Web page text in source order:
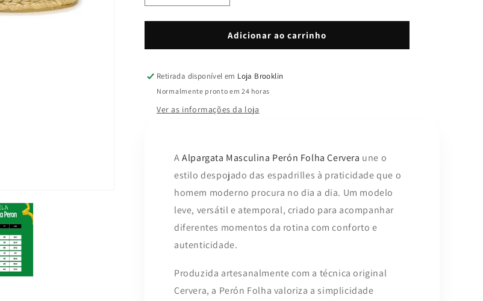
a
quantidade
Alpargata
Folha
a
quantidade
Alpargata
Folha
Adicionar ao carrinho
Retirada disponível em Loja Brooklin
Normalmente pronto em 24 horas
Ver as informações da loja
AAlpargata Masculina Perón Folha Cervera une o
estilo despojado das espadrilles à praticidade que o
homem moderno procura no dia a dia. Um modelo
leve, versátil e atemporal, criado para acompanhar
diferentes momentos da rotina com conforto e
autenticidade.
Produzida artesanalmente com a técnica original
Cervera, a Perón Folha valoriza a simplicidade